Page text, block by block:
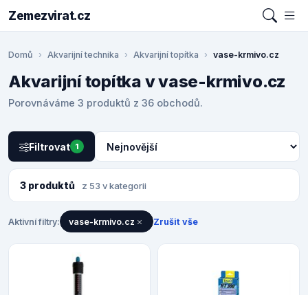
Zemezvirat.cz
Domů Akvarijní technika Akvarijní topítka vase-krmivo.cz
Akvarijní topítka v vase-krmivo.cz
Porovnáváme 3 produktů z 36 obchodů.
Filtrovat 1
3 produktů z 53 v kategorii
Aktivní filtry: vase-krmivo.cz Zrušit vše